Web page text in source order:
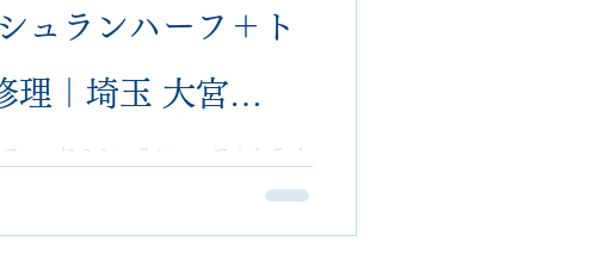
ュランハーフ＋ト
理｜埼玉 大宮
【郵送可・難修
ァーにミシュランハーフ＋トライ
可。